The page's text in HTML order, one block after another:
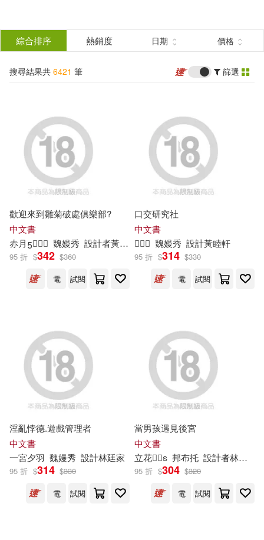
結
分類 (單選)
所有商品(6421) 圖書(4087)
影音(813)
家電(4)
電子書(1436)
作者 (可複選)
目川文化編輯小組(392)
廣東奧飛動漫文化股份有限公司(8
林硯俞(67)
中國北車股份有限公司(66)
酒訊雜誌(63)
Rendezvous Studio(45)
黃詩茹(44)
出版社 (可複選)
目川文化數位股份有限公司(706)
元華文創股份有限公司(524)
大師輕鬆讀股份有限公司(399)
展開
配送方式 (可複選)
綜合排序 熱銷度 日期 價格
搜尋結果共 6421 筆 篩選
歡迎來到雛菊破處俱樂部?
中文書
赤月 魏嫚秀 設計者黃睦軒
95 折 $342 $360
電
試閱
口交研究社
中文書
 魏嫚秀 設計黃睦軒
95 折 $314 $330
電
試閱
淫亂悖德.遊戲管理者
中文書
一宮夕羽 魏嫚秀 設計林廷家
95 折 $314 $330
電
試閱
當男孩遇見後宮
中文書
立花 邦布托 設計者林廷家
95 折 $304 $320
電
試閱